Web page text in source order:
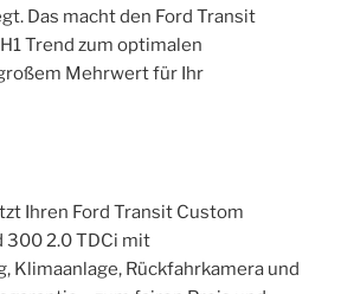
Das macht den Ford Transit
Trend zum optimalen
Mehrwert für Ihr
Ihren Ford Transit Custom
300 2.0 TDCi mit
Klimaanlage, Rückfahrkamera und